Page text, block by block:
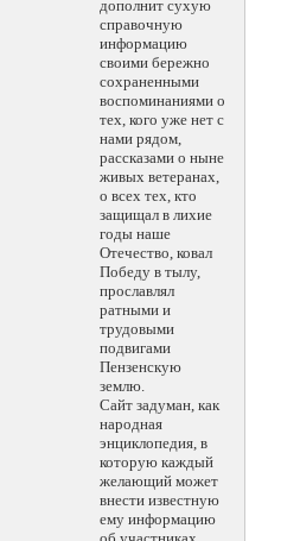
дополнит сухую
справочную
информацию
своими бережно
сохраненными
воспоминаниями о
тех, кого уже нет с
нами рядом,
рассказами о ныне
живых ветеранах,
о всех тех, кто
защищал в лихие
годы наше
Отечество, ковал
Победу в тылу,
прославлял
ратными и
трудовыми
подвигами
Пензенскую
землю.
Сайт задуман, как
народная
энциклопедия, в
которую каждый
желающий может
внести известную
ему информацию